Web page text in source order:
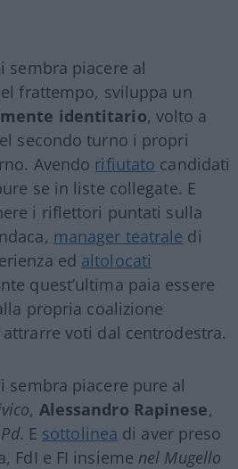
sembra piacere al
frattempo, sviluppa un
identitario, volto a
secondo turno i propri
Avendo rifiutato candidati
se in liste collegate. E
i riflettori puntati sulla
manager teatrale di
ed altolocati
quest’ultima paia essere
propria coalizione
voti dal centrodestra.
sembra piacere pure al
, Alessandro Rapinese,
. E sottolinea di aver preso
FdI e FI insieme nel Mugello